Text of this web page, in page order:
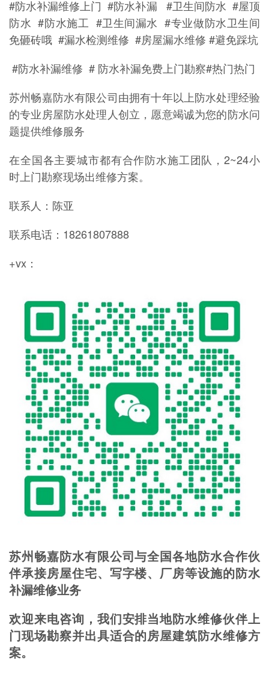
#防水补漏维修上门 #防水补漏 #卫生间防水 #屋顶
防水 #防水施工 #卫生间漏水 #专业做防水卫生间
免砸砖哦 #漏水检测维修 #房屋漏水维修 #避免踩坑
#防水补漏维修 # 防水补漏免费上门勘察#热门热门
苏州畅嘉防水有限公司由拥有十年以上防水处理经验
的专业房屋防水处理人创立，愿意竭诚为您的防水问
题提供维修服务
在全国各主要城市都有合作防水施工团队，2~24小
时上门勘察现场出维修方案。
联系人：陈亚
联系电话：18261807888
+vx：
苏州畅嘉防水有限公司与全国各地防水合作伙
伴承接房屋住宅、写字楼、厂房等设施的防水
补漏维修业务
欢迎来电咨询，我们安排当地防水维修伙伴上
门现场勘察并出具适合的房屋建筑防水维修方
案。